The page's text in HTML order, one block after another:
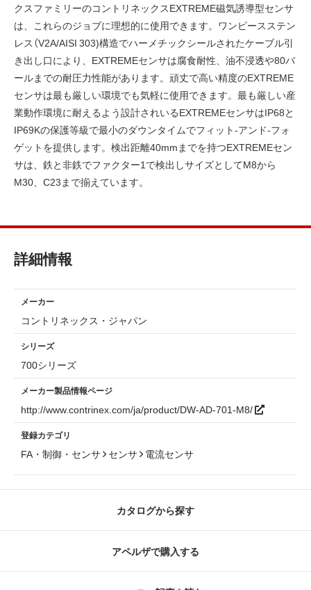
クスファミリーのコントリネックスEXTREME磁気誘導型センサ
は、これらのジョブに理想的に使用できます。ワンピースステン
レス（V2A/AISI 303)構造でハーメチックシールされたケーブル引
き出し口により、EXTREMEセンサは腐食耐性、油不浸透や80バ
ールまでの耐圧力性能があります。頑丈で高い精度のEXTREME
センサは最も厳しい環境でも気軽に使用できます。最も厳しい産
業動作環境に耐えるよう設計されいるEXTREMEセンサはIP68と
IP69Kの保護等級で最小のダウンタイムでフィット-アンド-フォ
ゲットを提供します。検出距離40mmまでを持つEXTREMEセン
サは、鉄と非鉄でファクター1で検出しサイズとしてM8から
M30、C23まで揃えています。
詳細情報
メーカー
コントリネックス・ジャパン
シリーズ
700シリーズ
メーカー製品情報ページ
http://www.contrinex.com/ja/product/DW-AD-701-M8/
登録カテゴリ
FA・制御・センサ センサ 電流センサ
カタログから探す
アペルザで購入する